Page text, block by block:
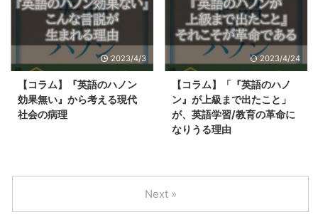
2023/4/3
【コラム】『英語のハノン
効果無い』から考える現代
社会の病理
2023/4/24
【コラム】「『英語のハノ
ン』が上級まで出たこと」
が、英語学習/教育の革命に
なりうる理由
Next »